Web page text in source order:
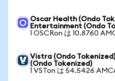
Oscar Health (Ondo
Entertainment (Ondo
1 OSCRon は 10.8760
Vistra (Ondo
(Ondo Tokenized)
1 VSTon は 54.5426